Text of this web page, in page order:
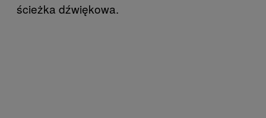
ścieżka dźwiękowa.